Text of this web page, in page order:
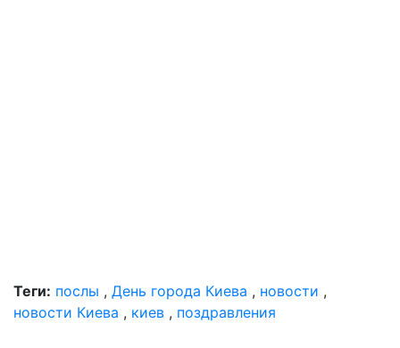
Теги: послы , День города Киева , новости ,
новости Киева , киев , поздравления